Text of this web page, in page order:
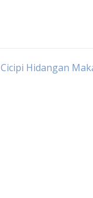
Cicipi Hidangan